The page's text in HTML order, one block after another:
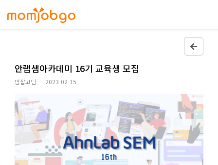
안랩샘아카데미 16기 교육생 모집
맘잡고팀 2023-02-15